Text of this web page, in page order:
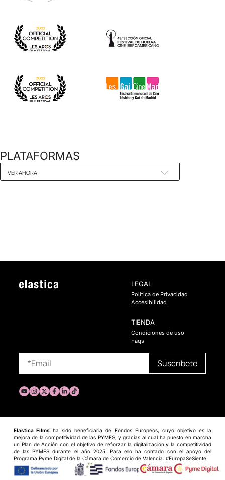
PLATAFORMAS
VER AHORA
LEGAL
Política de Privacidad
Accesibilidad
TIENDA
Condiciones de uso
Faqs
Elastica Filmsha sido beneficiaria de Fondos Europeos, cuyo objetivo es la
mejora de la competitividad de las PYMES, y gracias al cual ha puesto en marcha
un Plan de Acción con el objetivo de reforzar la digitalización y la competitividad
de las PYMES durante el año 2025. Para ello ha contado con el apoyo del
Programa Pyme Digital de la Cámara de Comercio de Valencia. #EuropaSeSiente